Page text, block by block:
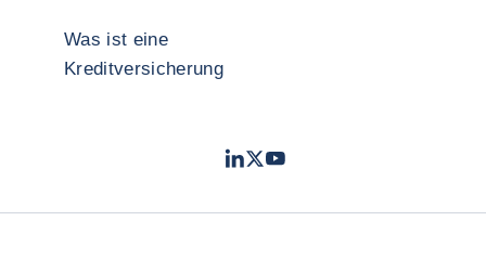
Was ist eine
Kreditversicherung
LinkedIn
TwitterYouTube